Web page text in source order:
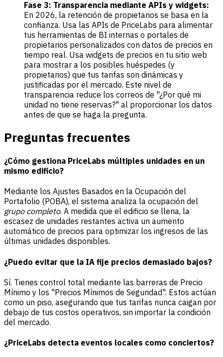
Fase 3: Transparencia mediante APIs y widgets:
En 2026, la retención de propietarios se basa en la
confianza. Usa las APIs de PriceLabs para alimentar
tus herramientas de BI internas o portales de
propietarios personalizados con datos de precios en
tiempo real. Usa widgets de precios en tu sitio web
para mostrar a los posibles huéspedes (y
propietarios) que tus tarifas son dinámicas y
justificadas por el mercado. Este nivel de
transparencia reduce los correos de "¿Por qué mi
unidad no tiene reservas?" al proporcionar los datos
antes de que se haga la pregunta.
Preguntas frecuentes
¿Cómo gestiona PriceLabs múltiples unidades en un
mismo edificio?
Mediante los Ajustes Basados en la Ocupación del
Portafolio (POBA), el sistema analiza la ocupación del
grupo completo. A medida que el edificio se llena, la
escasez de unidades restantes activa un aumento
automático de precios para optimizar los ingresos de las
últimas unidades disponibles.
¿Puedo evitar que la IA fije precios demasiado bajos?
Sí. Tienes control total mediante las barreras de Precio
Mínimo y los "Precios Mínimos de Seguridad". Estos actúan
como un piso, asegurando que tus tarifas nunca caigan por
debajo de tus costos operativos, sin importar la condición
del mercado.
¿PriceLabs detecta eventos locales como conciertos?